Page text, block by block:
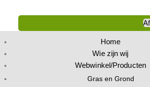
Home
Wie zijn wij
Webwinkel/Producten
Gras en Grond